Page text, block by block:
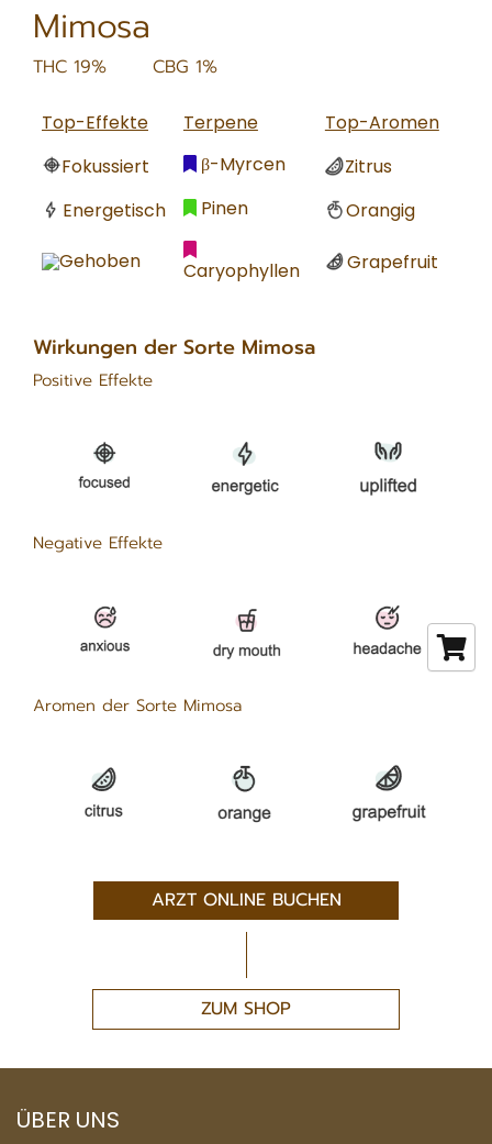
Mimosa
THC 19% CBG 1%
Top-Effekte Terpene
Top-Aromen
Fokussiert
β-Myrcen
Zitrus
Energetisch
Pinen Orangig
Gehoben Caryophyllen Grapefruit
Wirkungen der Sorte Mimosa
Positive Effekte
Negative Effekte
Aromen der Sorte Mimosa
ARZT ONLINE BUCHEN
ZUM SHOP
ÜBER UNS